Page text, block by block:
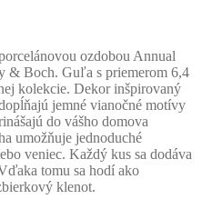
ozdobou Annual
& Boch. Guľa s priemerom 6,4
kolekcie. Dekor inšpirovaný
jemné vianočné motívy
do vášho domova
umožňuje jednoduché
veniec. Každý kus sa dodáva
tomu sa hodí ako
klenot.